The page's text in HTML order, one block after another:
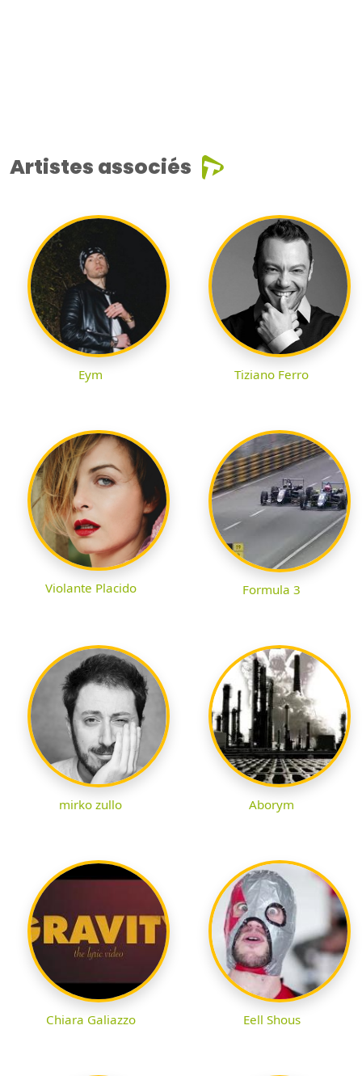
Artistes associés
Eym Tiziano Ferro
Violante Placido Formula 3
mirko zullo Aborym
Chiara Galiazzo Eell Shous